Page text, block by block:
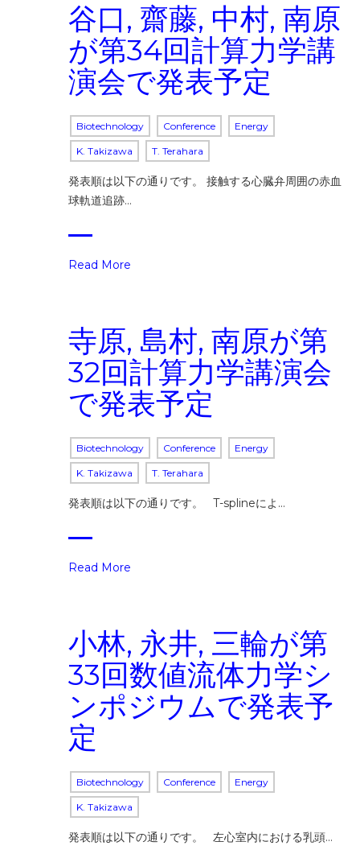
谷口, 齋藤, 中村, 南原
が第34回計算力学講
演会で発表予定
Biotechnology Conference Energy
K. Takizawa T. Terahara
発表順は以下の通りです。 接触する心臓弁周囲の赤血
球軌道追跡…
Read More
寺原, 島村, 南原が第
32回計算力学講演会
で発表予定
Biotechnology Conference Energy
K. Takizawa T. Terahara
発表順は以下の通りです。 T-splineによ…
Read More
小林, 永井, 三輪が第
33回数値流体力学シ
ンポジウムで発表予
定
Biotechnology Conference Energy
K. Takizawa
発表順は以下の通りです。 左心室内における乳頭…